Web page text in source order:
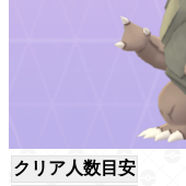
クリア人数目安